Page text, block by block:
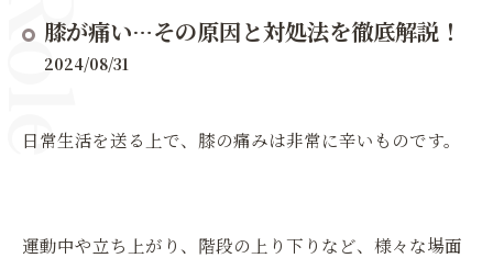
膝が痛い…その原因と対処法を徹底解説！
2024/08/31
日常生活を送る上で、膝の痛みは非常に辛いものです。
運動中や立ち上がり、階段の上り下りなど、様々な場面